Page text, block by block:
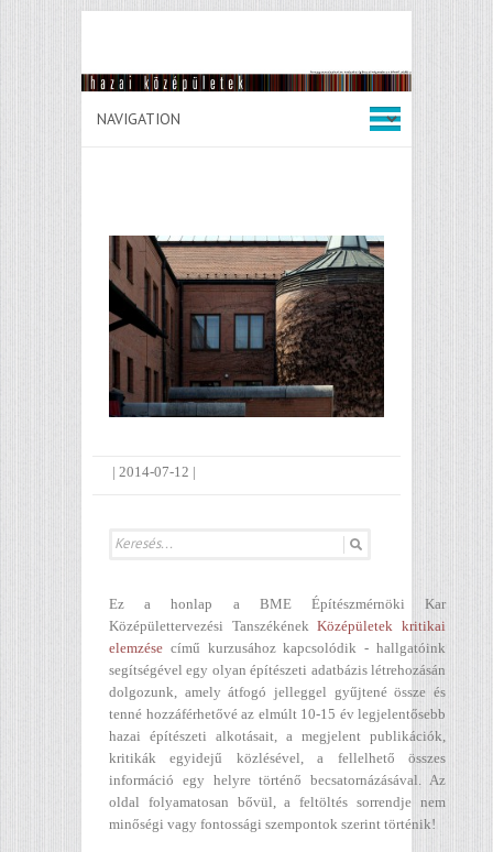
| 2014-07-12 |
Ez a honlap a BME Építészmérnöki Kar
Középülettervezési TanszékénekKözépületek kritikai
elemzése című kurzusához kapcsolódik - hallgatóink
segítségével egy olyan építészeti adatbázis létrehozásán
dolgozunk, amely átfogó jelleggel gyűjtené össze és
tenné hozzáférhetővé az elmúlt 10-15 év legjelentősebb
hazai építészeti alkotásait, a megjelent publikációk,
kritikák egyidejű közlésével, a fellelhető összes
információ egy helyre történő becsatornázásával. Az
oldal folyamatosan bővül, a feltöltés sorrendje nem
minőségi vagy fontossági szempontok szerint történik!